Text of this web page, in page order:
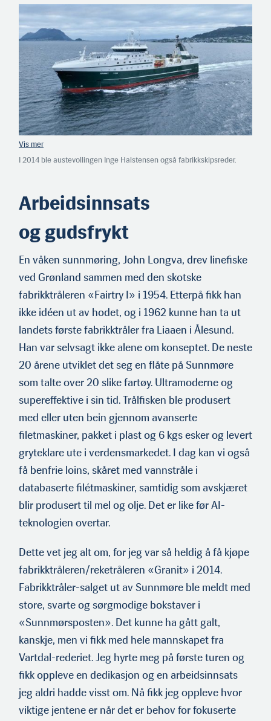
I 2014 ble austevollingen Inge Halstensen også fabrikkskipsreder.
salget. Sunnmøring han også! (Foto: Halstensen)
Arbeidsinnsats
og gudsfrykt
En våken sunnmøring, John Longva, drev linefiske
ved Grønland sammen med den skotske
fabrikktråleren «Fairtry I» i 1954. Etterpå fikk han
ikke idéen ut av hodet, og i 1962 kunne han ta ut
landets første fabrikktråler fra Liaaen i Ålesund.
Han var selvsagt ikke alene om konseptet. De neste
20 årene utviklet det seg en flåte på Sunnmøre
som talte over 20 slike fartøy. Ultramoderne og
supereffektive i sin tid. Trålfisken ble produsert
med eller uten bein gjennom avanserte
filetmaskiner, pakket i plast og 6 kgs esker og levert
gryteklare ute i verdensmarkedet. I dag kan vi også
få benfrie loins, skåret med vannstråle i
databaserte filétmaskiner, samtidig som avskjæret
blir produsert til mel og olje. Det er like før AI-
teknologien overtar.
Dette vet jeg alt om, for jeg var så heldig å få kjøpe
fabrikktråleren/reketråleren «Granit» i 2014.
Fabrikktråler-salget ut av Sunnmøre ble meldt med
store, svarte og sørgmodige bokstaver i
«Sunnmørsposten». Det kunne ha gått galt,
kanskje, men vi fikk med hele mannskapet fra
Vartdal-rederiet. Jeg hyrte meg på første turen og
fikk oppleve en dedikasjon og en arbeidsinnsats
jeg aldri hadde visst om. Nå fikk jeg oppleve hvor
viktige jentene er når det er behov for fokuserte